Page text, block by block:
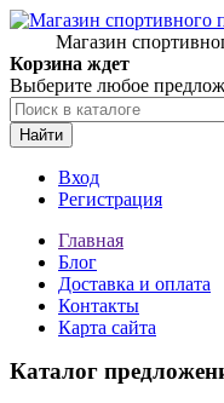
Магазин
Корзина ждет
Выберите любое
Найти
Вход
Регистрация
Главная
Блог
Доставка и оплата
Контакты
Карта сайта
Каталог